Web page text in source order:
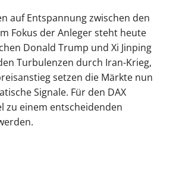
auf Entspannung zwischen den
Fokus der Anleger steht heute
Donald Trump und Xi Jinping
Turbulenzen durch Iran-Krieg,
setzen die Märkte nun
Signale. Für den DAX
zu einem entscheidenden